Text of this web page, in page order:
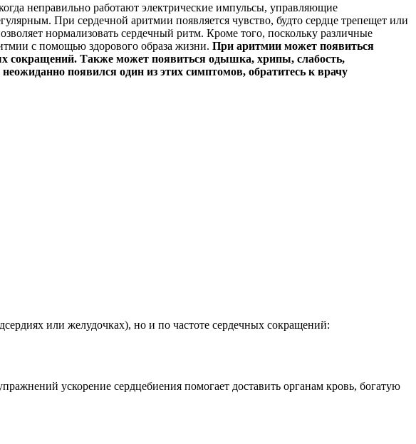
неправильно работают электрические импульсы, управляющие
При сердечной аритмии появляется чувство, будто сердце трепещет или
нормализовать сердечный ритм. Кроме того, поскольку различные
с помощью здорового образа жизни. При аритмии может появиться
сокращений. Также может появиться одышка, хрипы, слабость,
появился один из этих симптомов, обратитесь к врачу
или желудочках), но и по частоте сердечных сокращений:
ускорение сердцебиения помогает доставить органам кровь, богатую